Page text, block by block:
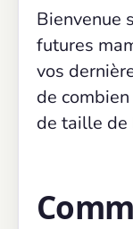
Bienvenue
futures
vos
de
de taille de